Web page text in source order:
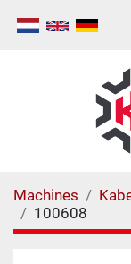
Machines
100608